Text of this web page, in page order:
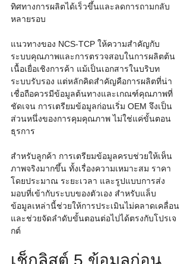
ทิศทางการผลิตได้เร็วขึ้นและลดการถามกลับ
หลายรอบ
แนวทางของ NCS-TCP ให้ความสำคัญกับ
ระบบคุณภาพและการตรวจสอบในการผลิตต้น
เนื้อเยื่อเชิงการค้า แม้เป็นเอกสารในบริบท
ระบบรับรอง แต่หลักคิดสำคัญคือการผลิตที่น่า
เชื่อถือควรมีข้อมูลต้นทางและเกณฑ์คุณภาพที่
ชัดเจน การเตรียมข้อมูลก่อนเริ่ม OEM จึงเป็น
ส่วนหนึ่งของการคุมคุณภาพ ไม่ใช่แค่ขั้นตอน
ธุรการ
สำหรับลูกค้า การเตรียมข้อมูลครบช่วยให้เห็น
ภาพจริงมากขึ้น ทั้งเรื่องความเหมาะสม ราคา
โดยประมาณ ระยะเวลา และรูปแบบการส่ง
มอบที่เข้ากับระบบของตัวเอง สำหรับแล็บ
ข้อมูลเหล่านี้ช่วยให้การประเมินไม่คลาดเคลื่อน
และช่วยจัดลำดับขั้นตอนต่อไปได้ตรงกับโปรเจ
กต์